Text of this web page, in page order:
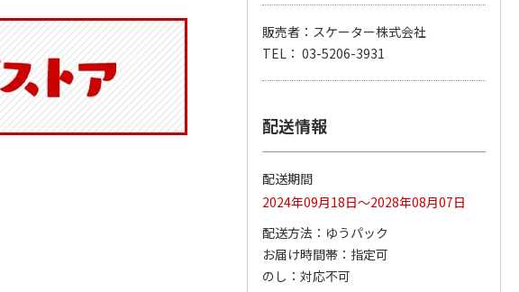
風』チョコラータと
ポムポムプリン30th
4,950円
(送料別・税込)
令和八年七月場所
販売者：スケーター株式会社
TEL： 03-5206-3931
配送情報
配送期間
2024年09月18日～2028年08月07日
配送方法
ゆうパック
お届け時間帯
指定可
のし
対応不可